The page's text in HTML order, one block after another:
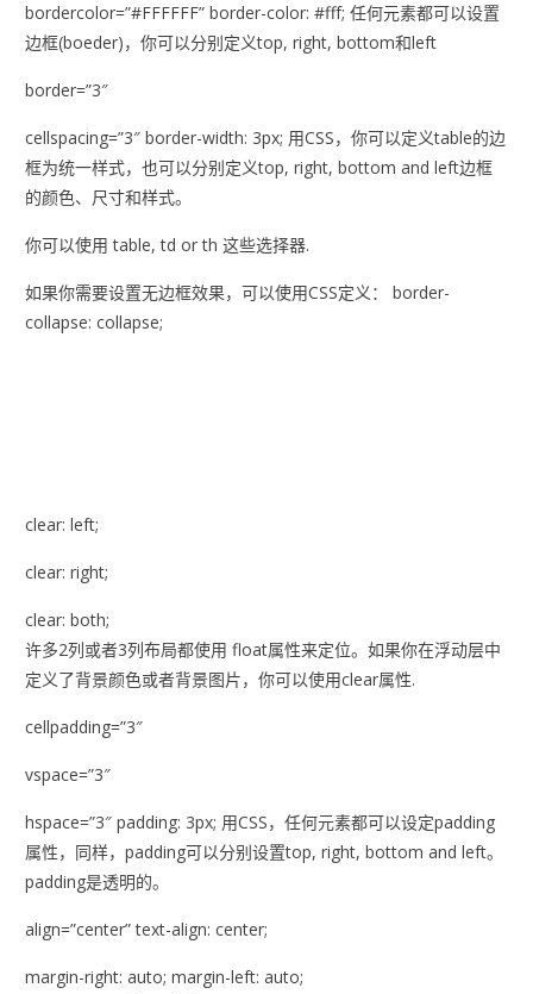
bordercolor=”#FFFFFF” border-color: #fff; 任何元素都可以设置
边框(boeder)，你可以分别定义top, right, bottom和left
border=”3″
cellspacing=”3″ border-width: 3px; 用CSS，你可以定义table的边
框为统一样式，也可以分别定义top, right, bottom and left边框
的颜色、尺寸和样式。
你可以使用 table, td or th 这些选择器.
如果你需要设置无边框效果，可以使用CSS定义： border-
collapse: collapse;
clear: left;
clear: right;
clear: both;
许多2列或者3列布局都使用 float属性来定位。如果你在浮动层中
定义了背景颜色或者背景图片，你可以使用clear属性.
cellpadding=”3″
vspace=”3″
hspace=”3″ padding: 3px; 用CSS，任何元素都可以设定padding
属性，同样，padding可以分别设置top, right, bottom and left。
padding是透明的。
align=”center” text-align: center;
margin-right: auto; margin-left: auto;